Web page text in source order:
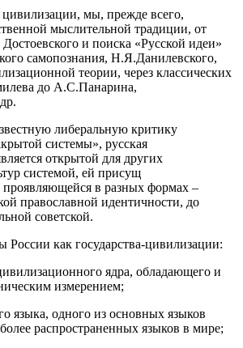
цивилизации, мы, прежде всего,
мыслительной традиции, от
и поиска «Русской идеи»
самопознания, Н.Я.Данилевского,
теории, через классических
до А.С.Панарина,
либеральную критику
системы», русская
открытой для других
системой, ей присущ
проявляющейся в разных формах –
православной идентичности, до
советской.
как государства-цивилизации:
ядра, обладающего и
измерением;
языка, одного из основных языков
распространенных языков в мире;